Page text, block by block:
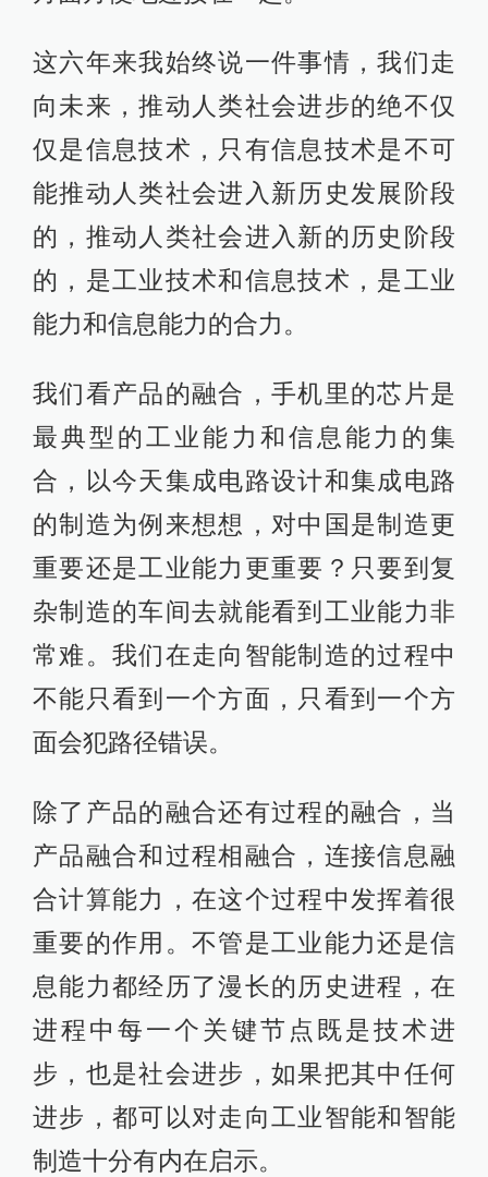
这六年来我始终说一件事情，我们走
向未来，推动人类社会进步的绝不仅
仅是信息技术，只有信息技术是不可
能推动人类社会进入新历史发展阶段
的，推动人类社会进入新的历史阶段
的，是工业技术和信息技术，是工业
能力和信息能力的合力。
我们看产品的融合，手机里的芯片是
最典型的工业能力和信息能力的集
合，以今天集成电路设计和集成电路
的制造为例来想想，对中国是制造更
重要还是工业能力更重要？只要到复
杂制造的车间去就能看到工业能力非
常难。我们在走向智能制造的过程中
不能只看到一个方面，只看到一个方
面会犯路径错误。
除了产品的融合还有过程的融合，当
产品融合和过程相融合，连接信息融
合计算能力，在这个过程中发挥着很
重要的作用。不管是工业能力还是信
息能力都经历了漫长的历史进程，在
进程中每一个关键节点既是技术进
步，也是社会进步，如果把其中任何
进步，都可以对走向工业智能和智能
制造十分有内在启示。